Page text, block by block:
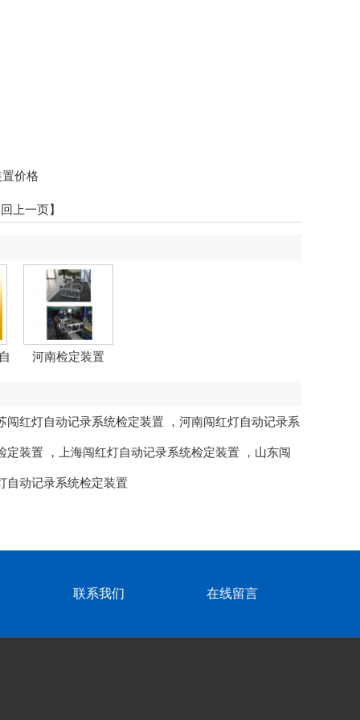
价格
回上一页】
河南检定装置
闯红灯自动记录系统检定装置 ， 河南闯红灯自动记录系
定装置 ， 上海闯红灯自动记录系统检定装置 ， 山东闯
自动记录系统检定装置
联系我们 在线留言